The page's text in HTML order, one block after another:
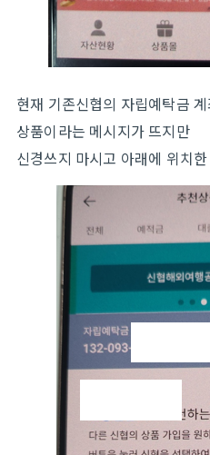
현재 기존신협의 자립예탁금
상품이라는 메시지가 뜨지만
신경쓰지 마시고 아래에 위치